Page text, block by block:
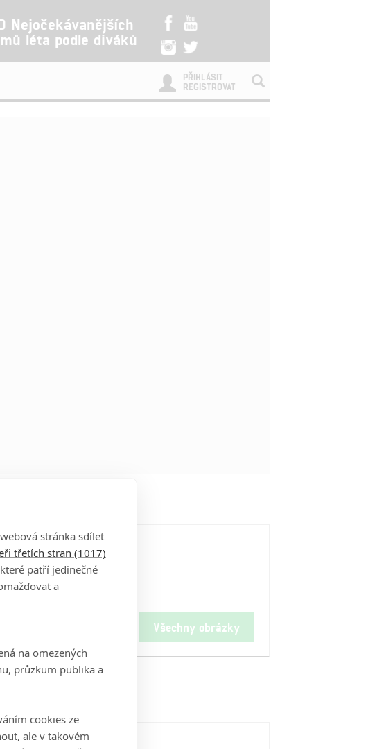
Nejočekávanějších
léta podle diváků
PŘIHLÁSIT
REGISTROVAT
Všechny obrázky
stránka sdílet
třetích stran (1017)
patří jedinečné
a
na omezených
průzkum publika a
cookies ze
ale v takovém